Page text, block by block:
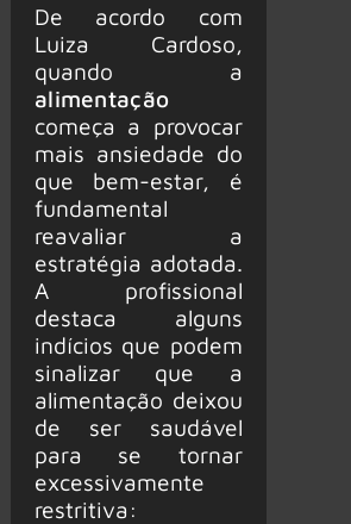
De acordo com
Luiza Cardoso,
quando a
alimentação
começa a provocar
mais ansiedade do
que bem-estar, é
fundamental
reavaliar a
estratégia adotada.
A profissional
destaca alguns
indícios que podem
sinalizar que a
alimentação deixou
de ser saudável
para se tornar
excessivamente
restritiva: